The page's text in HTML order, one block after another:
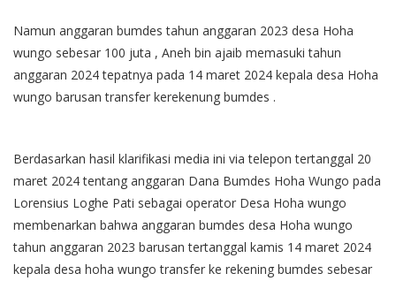
Namun anggaran bumdes tahun anggaran 2023 desa Hoha
wungo sebesar 100 juta , Aneh bin ajaib memasuki tahun
anggaran 2024 tepatnya pada 14 maret 2024 kepala desa Hoha
wungo barusan transfer kerekenung bumdes .
Berdasarkan hasil klarifikasi media ini via telepon tertanggal 20
maret 2024 tentang anggaran Dana Bumdes Hoha Wungo pada
Lorensius Loghe Pati sebagai operator Desa Hoha wungo
membenarkan bahwa anggaran bumdes desa Hoha wungo
tahun anggaran 2023 barusan tertanggal kamis 14 maret 2024
kepala desa hoha wungo transfer ke rekening bumdes sebesar